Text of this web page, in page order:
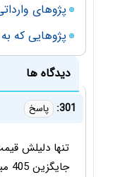
پژوهای
پژوهایی که
دیدگاه ها
301: پاسخ
تنها دلیلش
جایگزین 405 میشد و عموم مردم به راحتی خرید میکردن